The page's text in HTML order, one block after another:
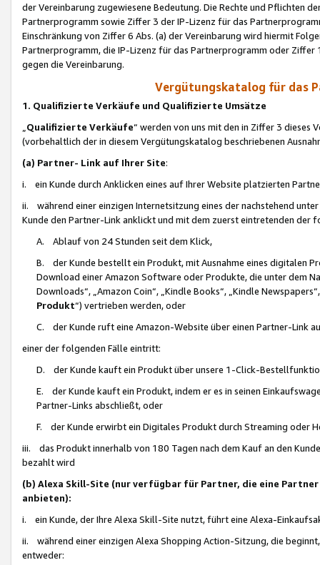
der Vereinbarung zugewiesene Bedeutung. Die Rechte und Pflichten
Partnerprogramm sowie Ziffer 3 der IP-Lizenz für das
Einschränkung von Ziffer 6 Abs. (a) der Vereinbarung wird hiermit
Partnerprogramm, die IP-Lizenz für das Partnerprogramm oder
gegen die Vereinbarung.
Vergütungskatalog für das
1. Qualifizierte Verkäufe und Qualifizierte Umsätze
Qualifizierte Verkäufe“ werden von uns mit den in Ziffer 3
(vorbehaltlich der in diesem Vergütungskatalog beschriebenen
(a) Partner- Link auf Ihrer Site:
i. ein Kunde durch Anklicken eines auf Ihrer Website platzierten
ii. während einer einzigen Internetsitzung eines der nachstehend
Kunde den Partner-Link anklickt und mit dem zuerst eintretenden der
A. Ablauf von 24 Stunden seit dem Klick,
B. der Kunde bestellt ein Produkt, mit Ausnahme eines digitalen
Download einer Amazon Software oder Produkte, die unter dem
Downloads“, „Amazon Coin“, „Kindle Books“, „Kindle
Produkt“) vertrieben werden, oder
C. der Kunde ruft eine Amazon-Website über einen Partner-Link
einer der folgenden Fälle eintritt:
D. der Kunde kauft ein Produkt über unsere 1-Click-
E. der Kunde kauft ein Produkt, indem er es in seinen
Partner-Links abschließt, oder
F. der Kunde erwirbt ein Digitales Produkt durch Streaming oder
iii. das Produkt innerhalb von 180 Tagen nach dem Kauf an den
bezahlt wird
(b) Alexa Skill-Site (nur verfügbar für Partner, die eine
anbieten):
i. ein Kunde, der Ihre Alexa Skill-Site nutzt, führt eine Alexa-
ii. während einer einzigen Alexa Shopping Action-Sitzung, die
entweder: